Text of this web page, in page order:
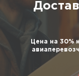
Цена на 30%